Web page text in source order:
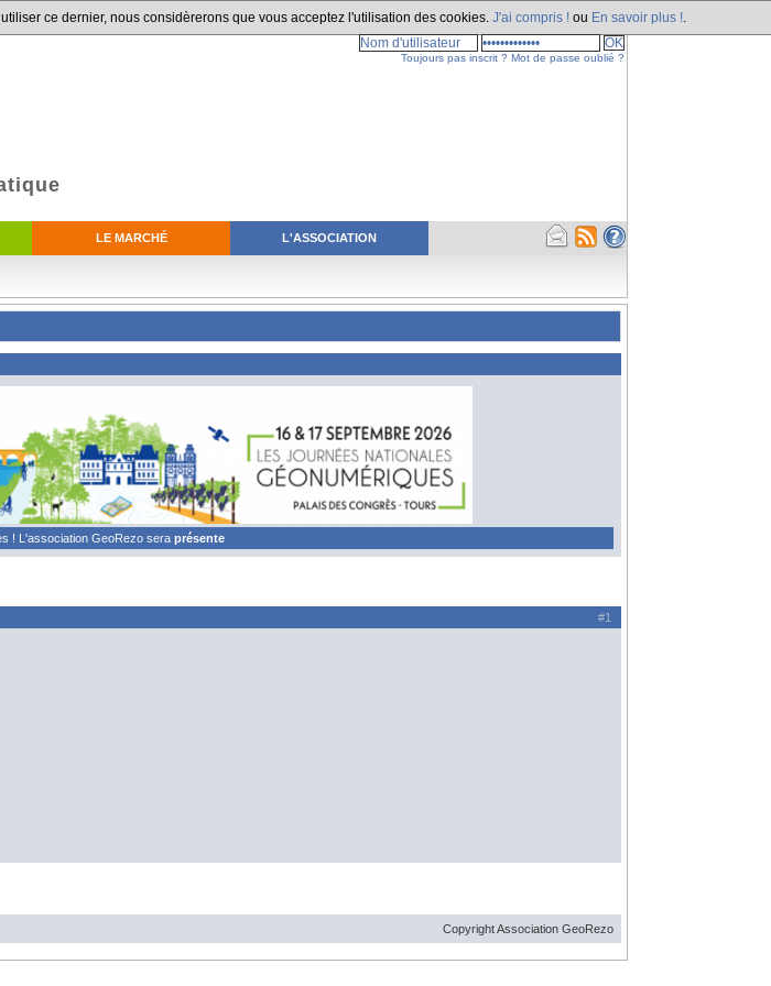
ce dernier, nous considèrerons que vous acceptez l'utilisation des cookies. J'ai compris ! ou En savoir plus !
LE MARCHÉ L'ASSOCIATION
Toujours pas inscrit ? Mot de passe oublié ?
! L'association GeoRezo sera présente
#1
Copyright Association GeoRezo